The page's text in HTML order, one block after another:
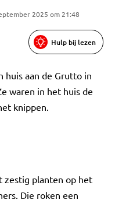
2025 om 21:48
Hulp bij lezen
huis aan de Grutto in
waren in het huis de
knippen.
zestig planten op het
Die roken een